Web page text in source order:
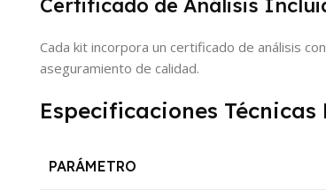
Certificado de Análisis
Cada kit incorpora un certificado de análisis
aseguramiento de calidad.
Especificaciones Técnicas
PARÁMETRO